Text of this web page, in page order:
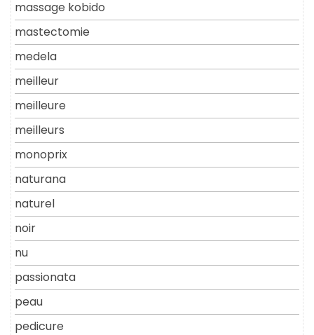
massage kobido
mastectomie
medela
meilleur
meilleure
meilleurs
monoprix
naturana
naturel
noir
nu
passionata
peau
pedicure